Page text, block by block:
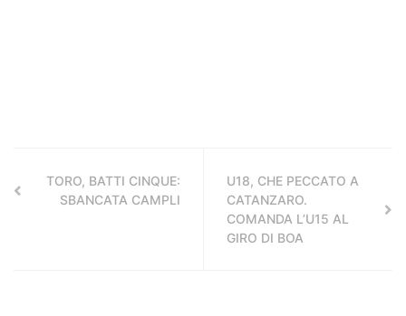
TORO, BATTI CINQUE:
SBANCATA CAMPLI
U18, CHE PECCATO A
CATANZARO.
COMANDA L’U15 AL
GIRO DI BOA